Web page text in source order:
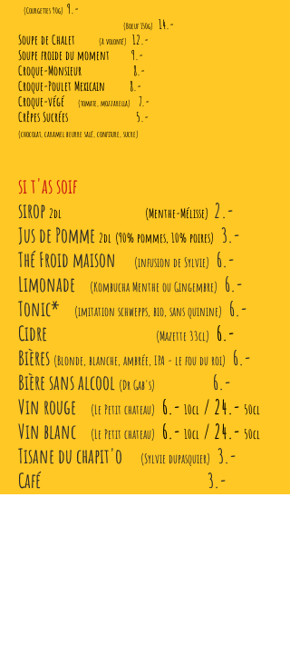
(Courgettes 90g) 9.-
(Boeuf 150g)
14.-
Soupe de Chalet
(à volonté)
12.-
Soupe froide du moment
9.-
Croque-Monsieur
8.-
Croque-Poulet Mexicain
8.-
Croque-végé
(tomate, mozzarella)
7.-
Crêpes Sucrées 5.-
(chocolat, caramel beurre salé, confiture, sucre)
si t'as soif
sirop 2dl (Menthe-Mélisse) 2.-
Jus de Pomme 2dl (90% pommes, 10% poires) 3.-
Thé Froid maison
(infusion de Sylvie) 6.-
Limonade
(Kombucha Menthe ou Gingembre) 6.-
Tonic*
(imitation schwepps, bio, sans quinine) 6.-
Cidre
(Mazette 33cl) 6.-
Bières (Blonde, blanche, ambrée, IPA - le fou du roi) 6.-
Bière sans alcool (Dr Gab's)
6.-
Vin rouge
(Le Petit chateau) 6.- 10cl / 24.- 50cl
Vin blanc (Le Petit chateau) 6.- 10cl / 24.- 50cl
Tisane du chapit'o (Sylvie dupasquier) 3.-
Café 3.-